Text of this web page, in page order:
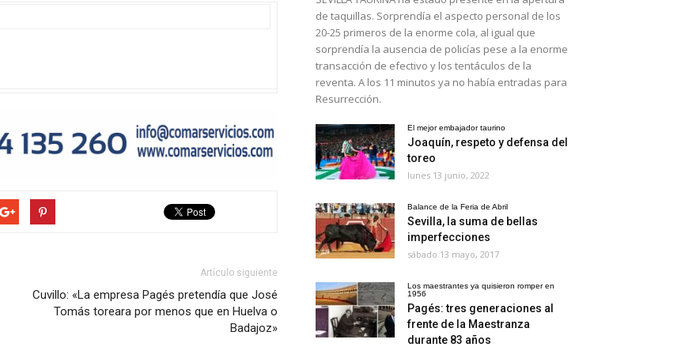
Artículo siguiente
Cuvillo: «La empresa Pagés pretendía que José
Tomás toreara por menos que en Huelva o
Badajoz»
de taquillas. Sorprendía el aspecto personal de los
20-25 primeros de la enorme cola, al igual que
sorprendía la ausencia de policías pese a la enorme
transacción de efectivo y los tentáculos de la
reventa. A los 11 minutos ya no había entradas para
Resurrección.
El mejor embajador taurino
Joaquín, respeto y defensa del
toreo
lunes 13 junio, 2022
Balance de la Feria de Abril
Sevilla, la suma de bellas
imperfecciones
sábado 13 mayo, 2017
Los maestrantes ya quisieron romper en
1956
Pagés: tres generaciones al
frente de la Maestranza
durante 83 años